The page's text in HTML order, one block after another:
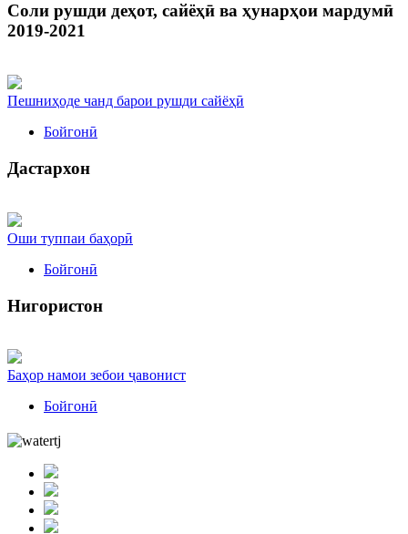
Соли рушди деҳот, сайёҳӣ ва ҳунарҳои мардумӣ
2019-2021
Пешниҳоде чанд барои рушди сайёҳӣ
Бойгонӣ
Дастархон
Оши туппаи баҳорӣ
Бойгонӣ
Нигористон
Баҳор намои зебои ҷавонист
Бойгонӣ